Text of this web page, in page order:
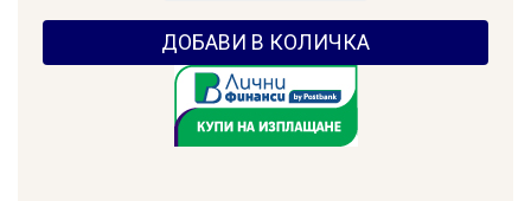
ДОБАВИ В КОЛИЧКА